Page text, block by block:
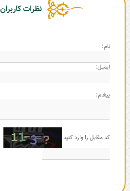
نظرات کاربران
نام:
ایمیل:
پیغام:
کد مقابل را وارد کنید